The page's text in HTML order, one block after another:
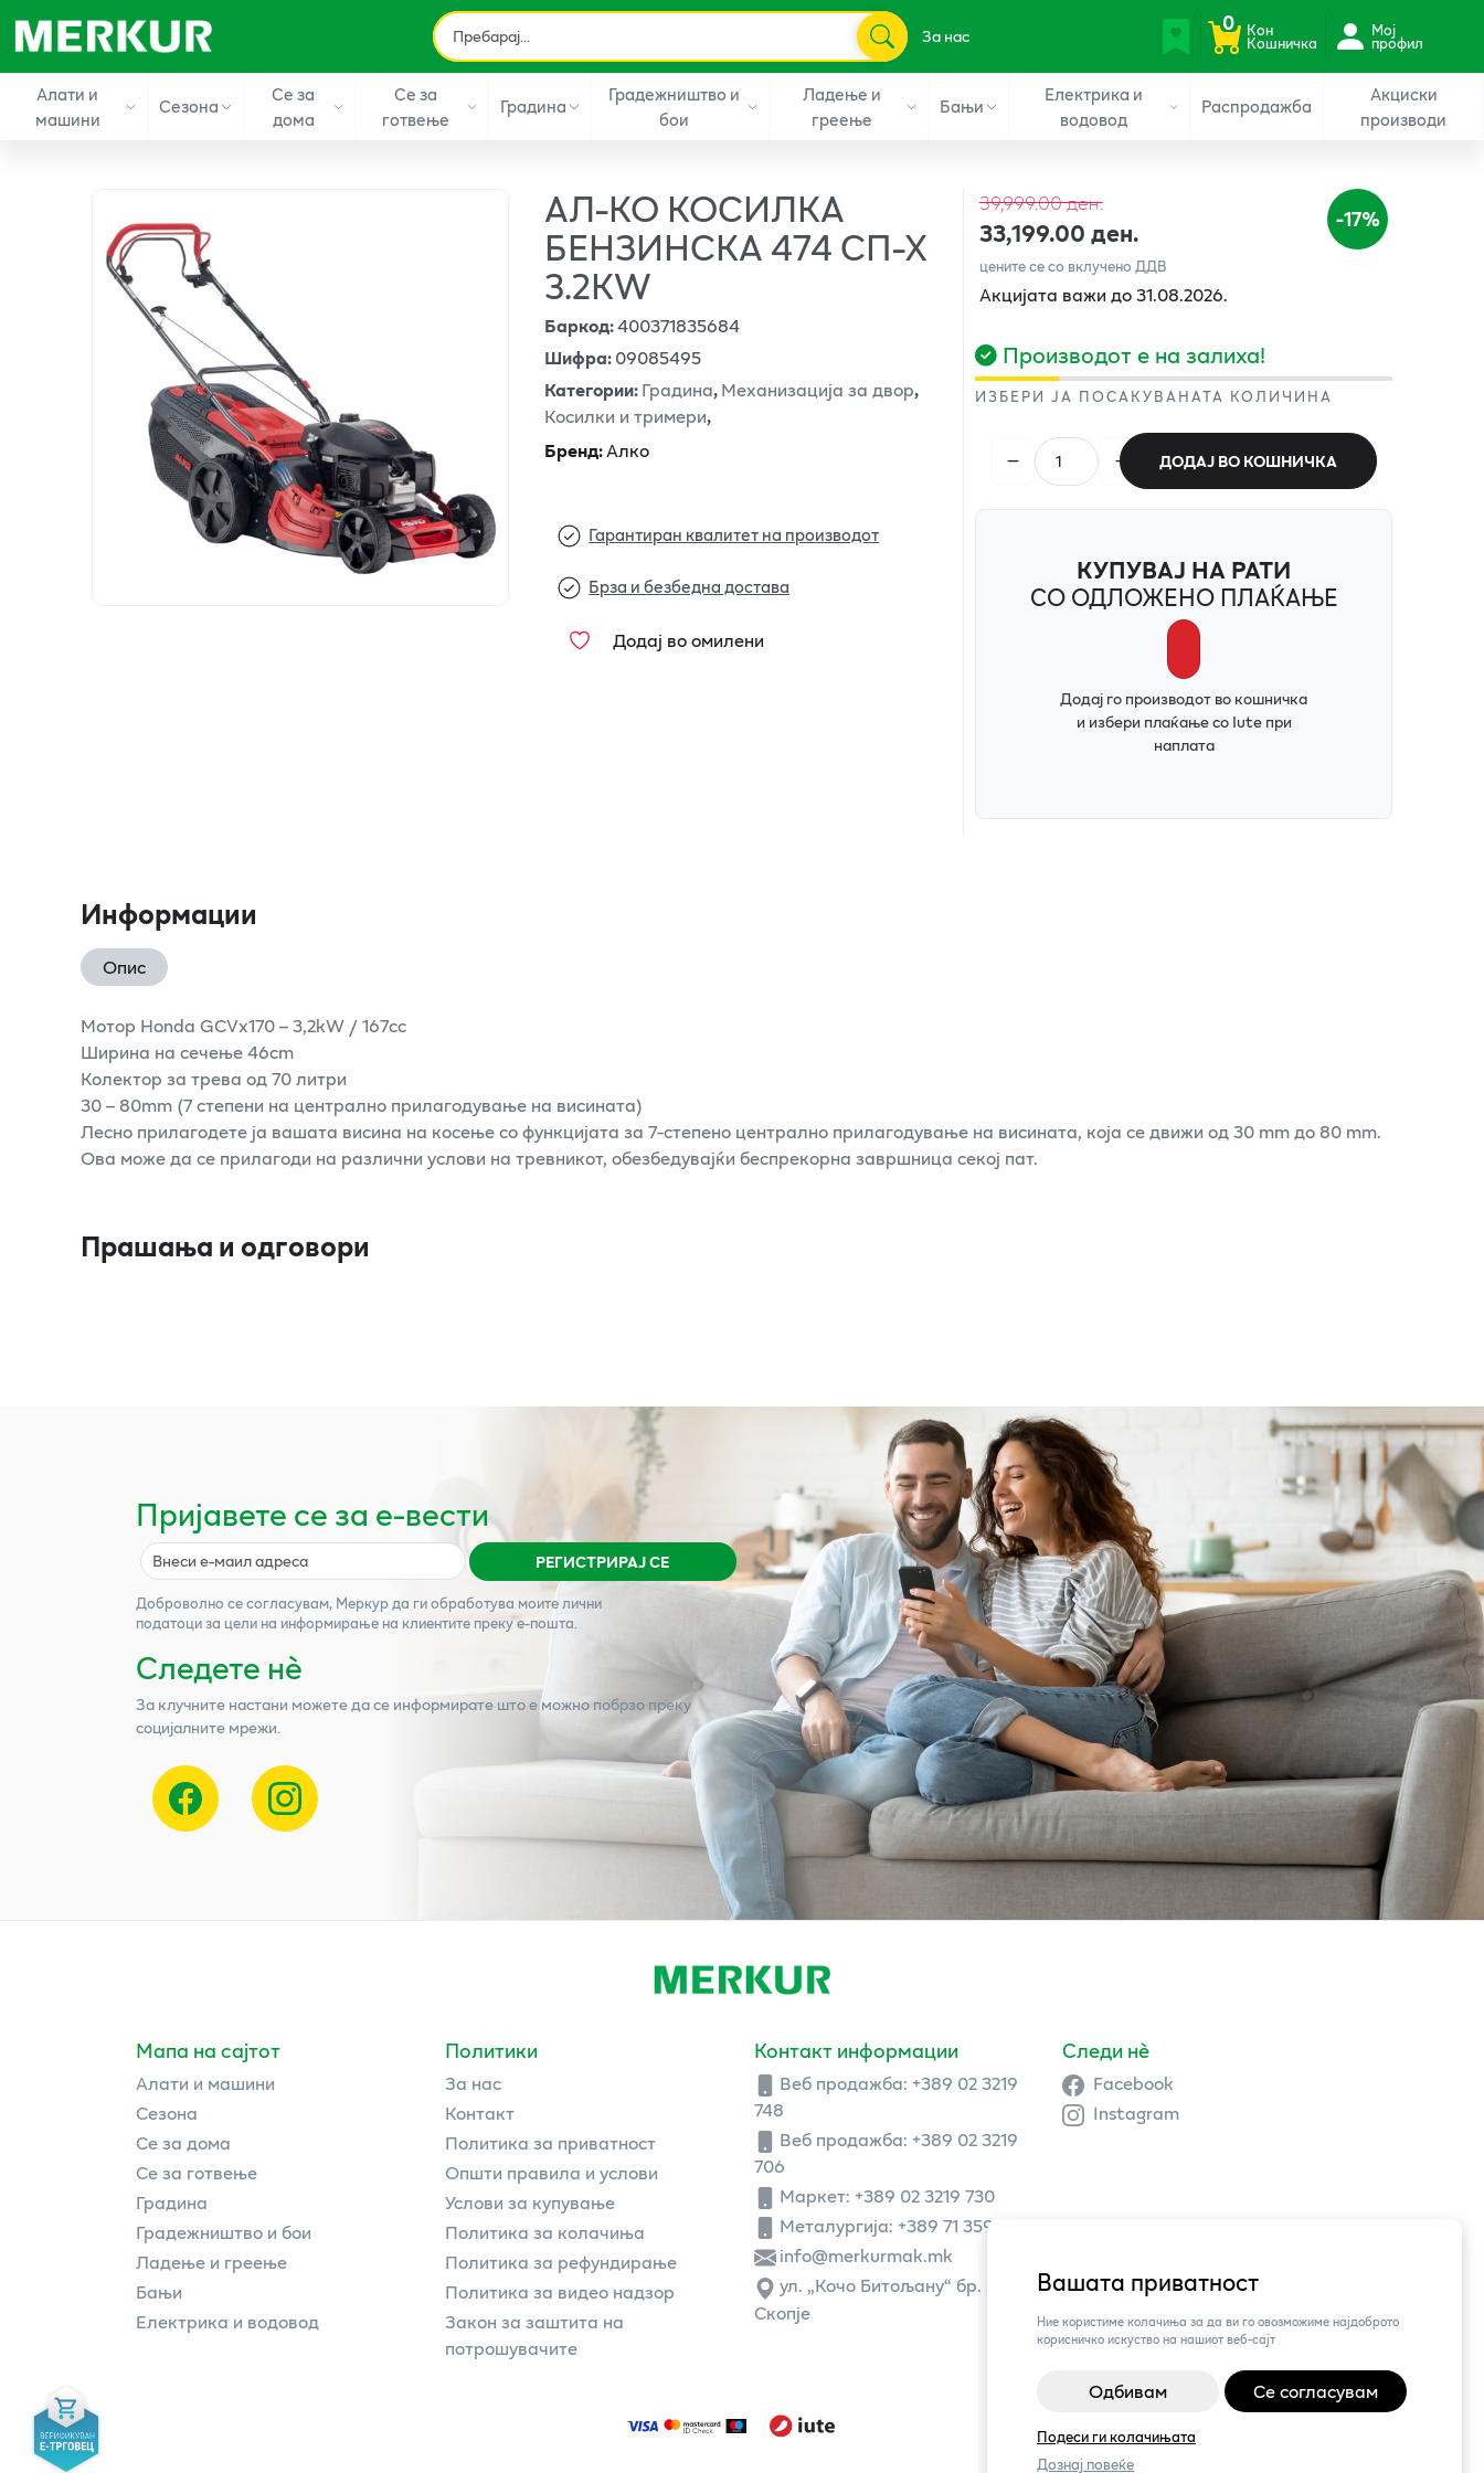
Вашата приватност
Ние користиме колачиња за да ви го овозможиме најдоброто
корисничко искуство на нашиот веб-сајт
Одбивам Се согласувам
Подеси ги колачињата
Дознај повеќе
За нас 0 Кон
Кошничка
Мој
профил
Алати и
машини
Сезона
Се за
дома
Се за
готвење
Градина
Градежништво и
бои
Ладење и
греење
Бањи
Електрика и
водовод
Распродажба
Акциски
производи
АЛ-КО КОСИЛКА
БЕНЗИНСКА 474 СП-Х
3.2КW
Баркод:400371835684
Шифра:09085495
Категории:Градина,Механизација за двор,
Косилки и тримери,
Бренд:Алко
Гарантиран квалитет на производот
Брза и безбедна достава
Додај во омилени
39,999.00 ден.
33,199.00 ден. -17%
цените се со вклучено ДДВ
Акцијата важи до 31.08.2026.
Производот е на залиха!
ИЗБЕРИ ЈА ПОСАКУВАНАТА КОЛИЧИНА
ДОДАЈ ВО КОШНИЧКА
КУПУВАЈ НА РАТИ
СО ОДЛОЖЕНО ПЛАЌАЊЕ
Додај го производот во кошничка
и избери плаќање со Iute при
наплата
Информации
Опис
Мотор Honda GCVx170 – 3,2kW / 167cc
Ширина на сечење 46cm
Колектор за трева од 70 литри
30 – 80mm (7 степени на централно прилагодување на висината)
Лесно прилагодете ја вашата висина на косење со функцијата за 7-степено централно прилагодување на висината, која се движи од 30 mm до 80 mm.
Ова може да се прилагоди на различни услови на тревникот, обезбедувајќи беспрекорна завршница секој пат.
Прашања и одговори
Пријавете се за е-вести
РЕГИСТРИРАЈ СЕ
Доброволно се согласувам, Меркурда ги обработува моите лични
податоци за цели на информирање на клиентите преку е-пошта.
Следете нѐ
За клучните настани можете да се информирате што е можно побрзо преку
социјалните мрежи.
Мапа на сајтот
Алати и машини
Сезона
Се за дома
Се за готвење
Градина
Градежништво и бои
Ладење и греење
Бањи
Електрика и водовод
Политики
За нас
Контакт
Политика за приватност
Општи правила и услови
Услови за купување
Политика за колачиња
Политика за рефундирање
Политика за видео надзор
Закон за заштита на
потрошувачите
Контакт информации
Веб продажба: +389 02 3219
748
Веб продажба: +389 02 3219
706
Маркет: +389 02 3219 730
Металургија: +389 71 359 504
info@merkurmak.mk
ул. „Кочо Битољану“ бр. 3,
Скопје
Следи нè
Facebook
Instagram